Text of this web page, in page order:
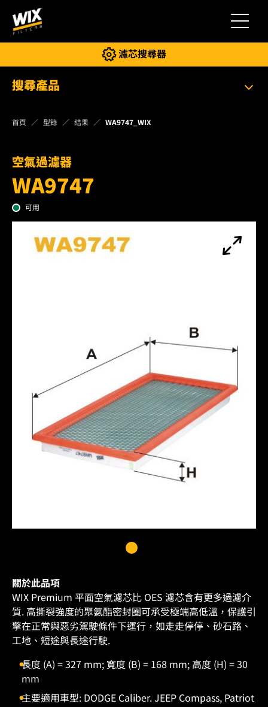
切換導航
濾芯搜尋器
搜尋產品
首頁 型錄 結果 WA9747_WIX
空氣過濾器
WA9747
可用
關於此品項
WIX Premium 平面空氣濾芯比 OES 濾芯含有更多過濾介
質. 高撕裂強度的聚氨酯密封圈可承受極端高低溫，保護引
擎在正常與惡劣駕駛條件下運行，如走走停停、砂石路、
工地、短途與長途行駛.
長度 (A) = 327 mm; 寬度 (B) = 168 mm; 高度 (H) = 30
mm
主要適用車型: DODGE Caliber. JEEP Compass, Patriot